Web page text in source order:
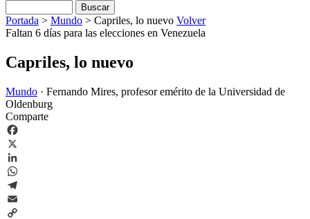
Portada > Mundo > Capriles, lo nuevo Volver
Faltan 6 días para las elecciones en Venezuela
Capriles, lo nuevo
Mundo · Fernando Mires, profesor emérito de la Universidad de
Oldenburg
Comparte
Facebook
X
LinkedIn
WhatsApp
Telegram
Email